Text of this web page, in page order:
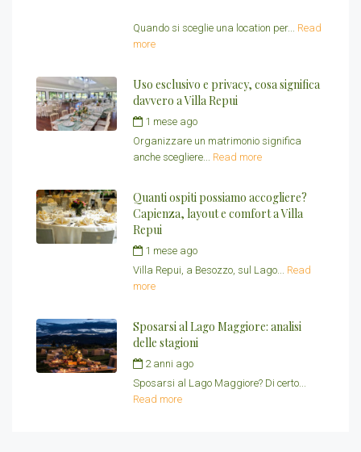
Quando si sceglie una location per... Read
more
Uso esclusivo e privacy, cosa significa
davvero a Villa Repui
1 mese ago
Organizzare un matrimonio significa
anche scegliere... Read more
Quanti ospiti possiamo accogliere?
Capienza, layout e comfort a Villa
Repui
1 mese ago
Villa Repui, a Besozzo, sul Lago... Read
more
Sposarsi al Lago Maggiore: analisi
delle stagioni
2 anni ago
Sposarsi al Lago Maggiore? Di certo...
Read more